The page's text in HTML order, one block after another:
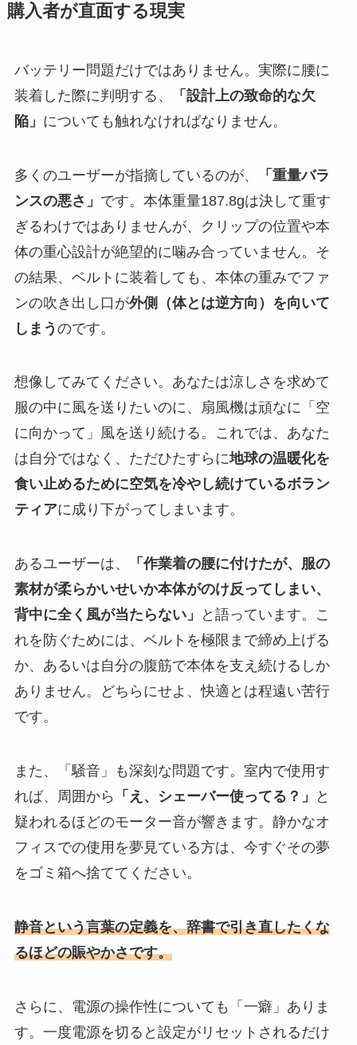
購入者が直面する現実
バッテリー問題だけではありません。実際に腰に
装着した際に判明する、
「設計上の致命的な欠
陥」 についても触れなければなりません。
多くのユーザーが指摘しているのが、
「重量バラ
ンスの悪さ」 です。本体重量187.8gは決して重す
ぎるわけではありませんが、クリップの位置や本
体の重心設計が絶望的に噛み合っていません。そ
の結果、ベルトに装着しても、本体の重みでファ
ンの吹き出し口が外側（体とは逆方向）を向いて
しまう のです。
想像してみてください。あなたは涼しさを求めて
服の中に風を送りたいのに、扇風機は頑なに「空
に向かって」風を送り続ける。これでは、あなた
は自分ではなく、ただひたすらに地球の温暖化を
食い止めるために空気を冷やし続けているボラン
ティアに成り下がってしまいます。
あるユーザーは、
「作業着の腰に付けたが、服の
素材が柔らかいせいか本体がのけ反ってしまい、
背中に全く風が当たらない」
と語っています。こ
れを防ぐためには、ベルトを極限まで締め上げる
か、あるいは自分の腹筋で本体を支え続けるしか
ありません。どちらにせよ、快適とは程遠い苦行
です。
また、「騒音」も深刻な問題です。室内で使用す
れば、周囲から
「え、シェーバー使ってる？」
と
疑われるほどのモーター音が響きます。静かなオ
フィスでの使用を夢見ている方は、今すぐその夢
をゴミ箱へ捨ててください。
静音という言葉の定義を、辞書で引き直したくな
るほどの賑やかさです。
さらに、電源の操作性についても「一癖」ありま
す。一度電源を切ると設定がリセットされるだけ